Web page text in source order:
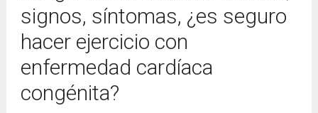
signos, síntomas, ¿es seguro
hacer ejercicio con
enfermedad cardíaca
congénita?